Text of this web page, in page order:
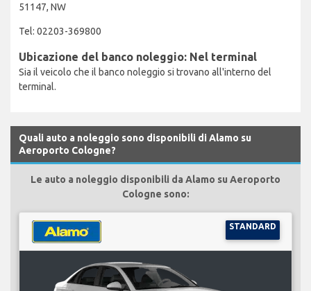
51147, NW
Tel: 02203-369800
Ubicazione del banco noleggio: Nel terminal
Sia il veicolo che il banco noleggio si trovano all'interno del
terminal.
Quali auto a noleggio sono disponibili di Alamo su
Aeroporto Cologne?
Le auto a noleggio disponibili da Alamo su Aeroporto
Cologne sono:
STANDARD